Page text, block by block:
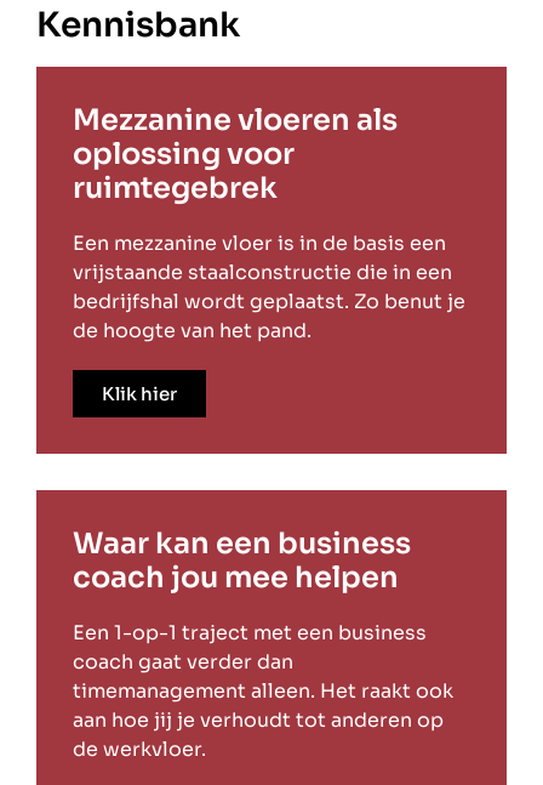
Kennisbank
Mezzanine vloeren als
oplossing voor
ruimtegebrek
Een mezzanine vloer is in de basis een
vrijstaande staalconstructie die in een
bedrijfshal wordt geplaatst. Zo benut je
de hoogte van het pand.
Klik hier
Waar kan een business
coach jou mee helpen
Een 1-op-1 traject met een business
coach gaat verder dan
timemanagement alleen. Het raakt ook
aan hoe jij je verhoudt tot anderen op
de werkvloer.